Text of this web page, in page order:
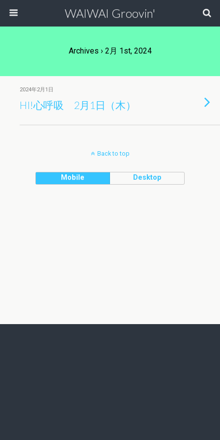
WAIWAI Groovin'
Archives › 2月 1st, 2024
2024年2月1日
HI!心呼吸 2月1日（木）
Back to top
Mobile Desktop